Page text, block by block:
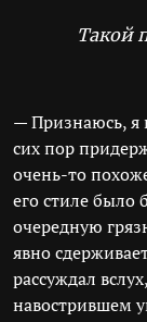
Такой
— Признаюсь, я
сих пор
очень-то
его стиле было
очередную
явно
рассуждал
навострившем